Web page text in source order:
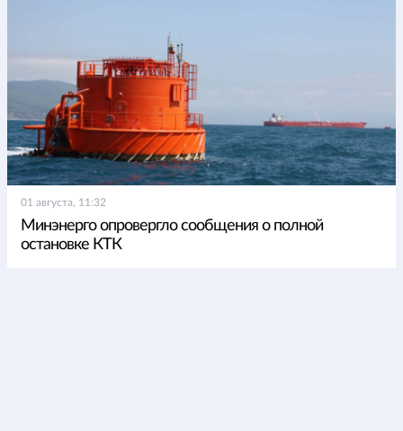
01 августа, 11:32
Минэнерго опровергло сообщения о полной
остановке КТК